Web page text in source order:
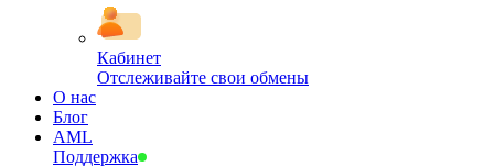
Кабинет
Отслеживайте свои обмены
О нас
Блог
AML
Поддержка